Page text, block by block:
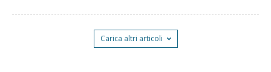
Carica altri articoli